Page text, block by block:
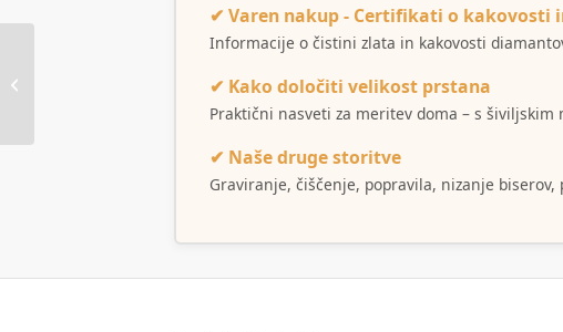
✔ Varen nakup - Certifikati o kakovosti
Informacije o čistini zlata in kakovosti
✔ Kako določiti velikost prstana
Praktični nasveti za meritev doma – s
✔ Naše druge storitve
Graviranje, čiščenje, popravila, nizanje